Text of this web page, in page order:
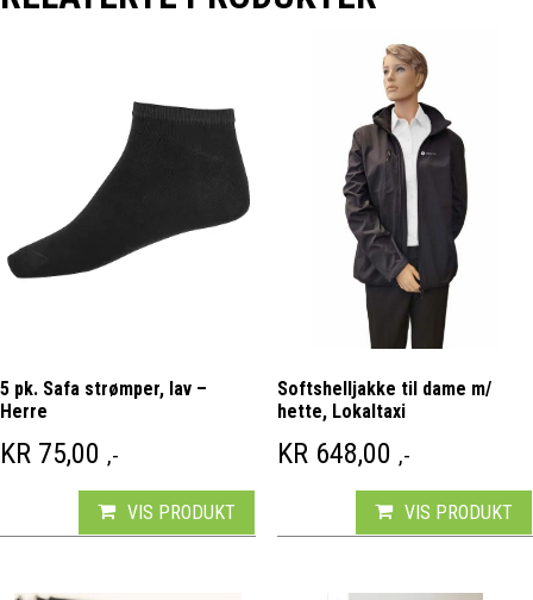
5 pk. Safa strømper, lav –
Herre
KR 75,00 ,-
VIS PRODUKT
Softshelljakke til dame m/
hette, Lokaltaxi
KR 648,00 ,-
VIS PRODUKT